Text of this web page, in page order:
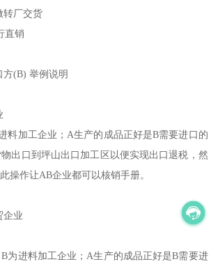
转厂交货
(B) 举例说明
料加工企业；A生产的成品正好是B需要进口的
出口到坪山出口加工区以便实现出口退税，然
操作让AB企业都可以核销手册。
企业
为进料加工企业；A生产的成品正好是B需要进